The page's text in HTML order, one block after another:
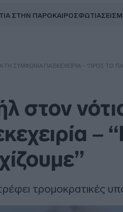
ΣΤΗΝ ΠΑΡΟΚΑΙΡΟΣΦΩΤΙΑ
ΣΥΜΦΩΝΊΑ ΓΙΑ ΕΚΕΧΕΙΡΊΑ – “ΠΡΟΣ ΤΟ
στον
–
τρομοκρατικές